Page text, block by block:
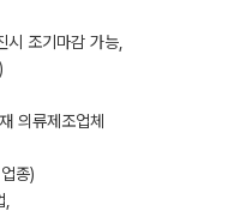
조기마감 가능,
의류제조업체
종)